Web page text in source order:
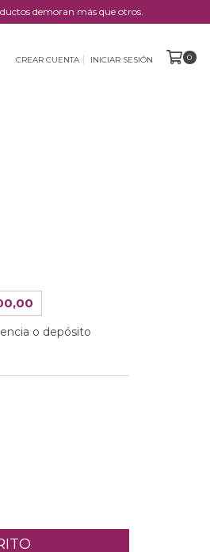
demoran más que otros.
CREAR CUENTA INICIAR SESIÓN 0
o depósito